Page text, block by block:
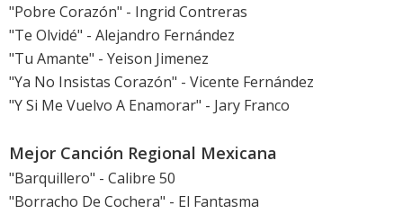
"Pobre Corazón" - Ingrid Contreras
"Te Olvidé" - Alejandro Fernández
"Tu Amante" - Yeison Jimenez
"Ya No Insistas Corazón" - Vicente Fernández
"Y Si Me Vuelvo A Enamorar" - Jary Franco
Mejor Canción Regional Mexicana
"Barquillero" - Calibre 50
"Borracho De Cochera" - El Fantasma